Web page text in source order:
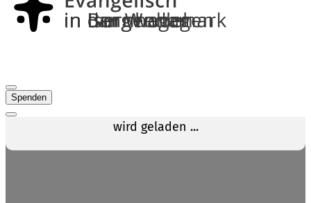
Spenden